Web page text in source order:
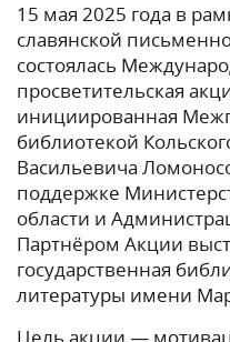
15 мая 2025 года в
славянской
состоялась
просветительская
инициированная
библиотекой
Васильевича
поддержке
области и
Партнёром Акции
государственная
литературы имени